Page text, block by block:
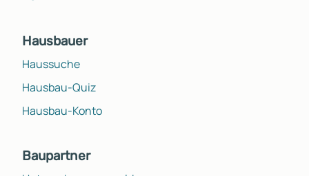
Hausbauer
Haussuche
Hausbau-Quiz
Hausbau-Konto
Baupartner